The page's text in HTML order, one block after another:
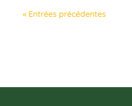
« Entrées précédentes